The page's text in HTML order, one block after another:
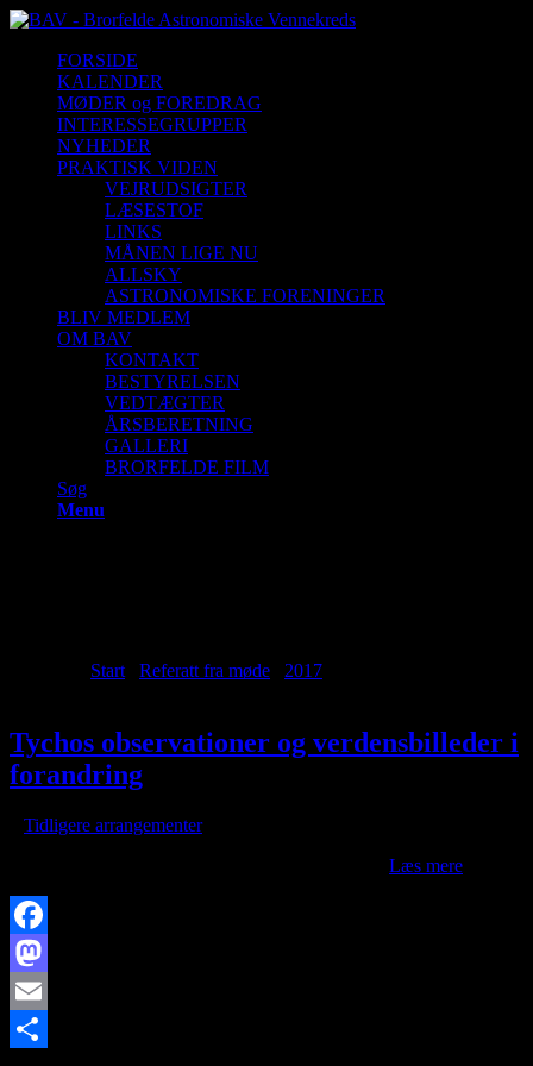
FORSIDE
KALENDER
MØDER og FOREDRAG
INTERESSEGRUPPER
NYHEDER
PRAKTISK VIDEN
VEJRUDSIGTER
LÆSESTOF
LINKS
MÅNEN LIGE NU
ALLSKY
ASTRONOMISKE FORENINGER
BLIV MEDLEM
OM BAV
KONTAKT
BESTYRELSEN
VEDTÆGTER
ÅRSBERETNING
GALLERI
BRORFELDE FILM
Søg
Menu
Start Referatt fra møde 2017
Tychos observationer og verdensbilleder i
forandring
Tidligere arrangementer
Læs mere
Facebook
Mastodon
Email